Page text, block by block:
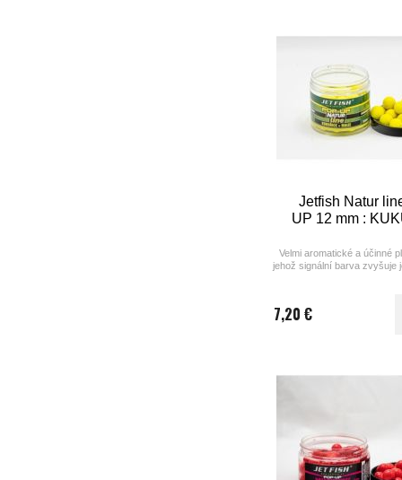
Jetfish Natur
UP 12 mm :
Velmi aromatické a účinné
jehož signální barva zvyšuje
7,20 €